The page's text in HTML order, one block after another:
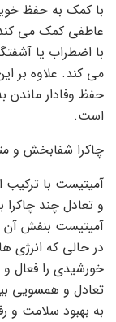
با کمک به حفظ
عاطفی کمک می
با اضطراب یا
می کند. علاوه بر
حفظ وفادار ماندن
است.
چاکرا شفابخش و
آمیتیست با
و تعادل چند
آمیتیست بنفش آن
در حالی که انرژی
خورشیدی را فعال
تعادل و همسویی
به بهبود سلامت و